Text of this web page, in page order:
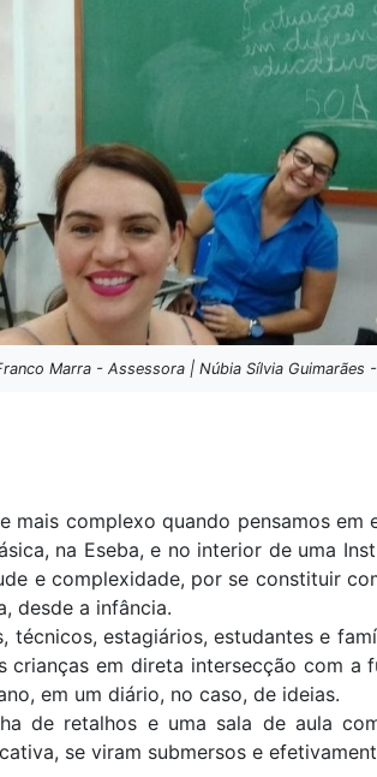
Marra - Assessora | Núbia Sílvia
mais complexo quando pensamos
na Eseba, e no interior de uma
e complexidade, por se constituir
desde a infância.
estagiários, estudantes e
em direta intersecção com
em um diário, no caso, de ideias.
de retalhos e uma sala de aula
se viram submersos e